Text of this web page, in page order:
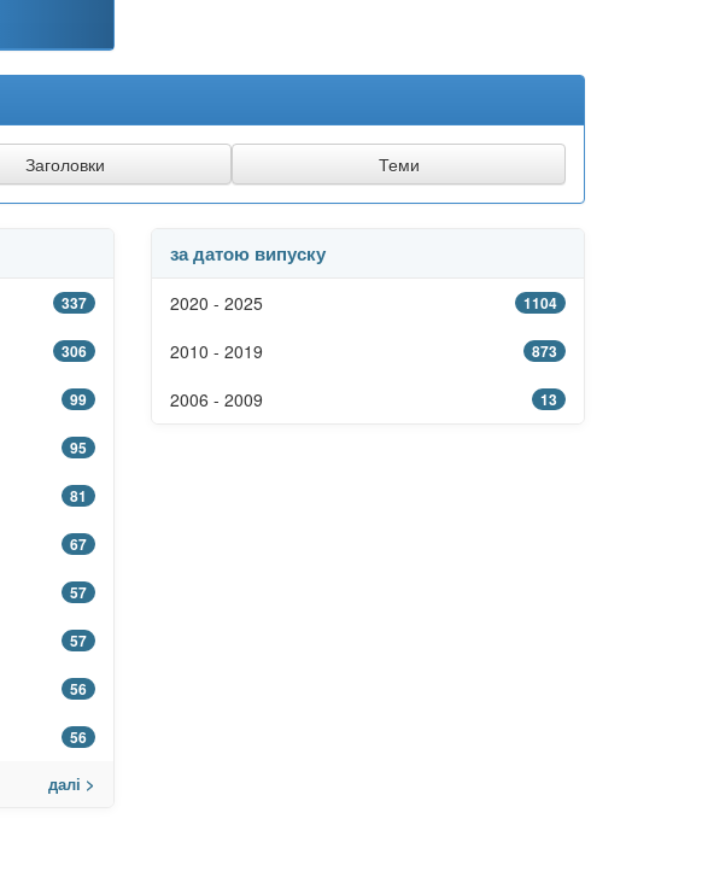
337
306
99
95
81
67
57
57
56
56
далі >
за датою випуску
2020 - 2025 1104
2010 - 2019 873
2006 - 2009 13